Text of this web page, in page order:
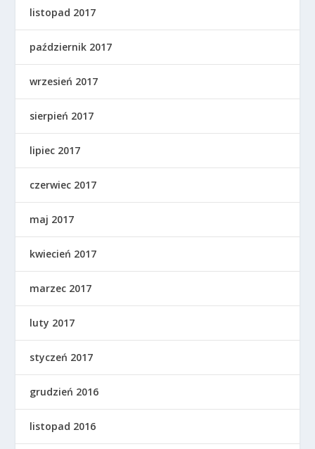
listopad 2017
październik 2017
wrzesień 2017
sierpień 2017
lipiec 2017
czerwiec 2017
maj 2017
kwiecień 2017
marzec 2017
luty 2017
styczeń 2017
grudzień 2016
listopad 2016